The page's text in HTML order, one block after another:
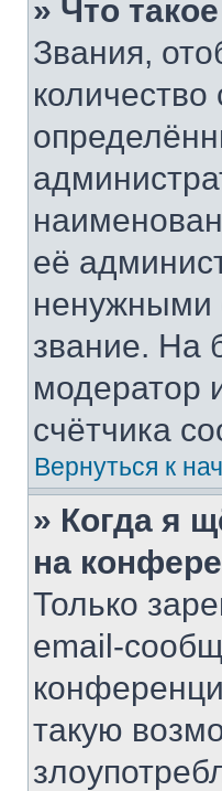
» Что
Звания,
её
ненужными
звание. На
модератор
счётчика
Вернуться к
» Когда я
на
Только
email-
такую